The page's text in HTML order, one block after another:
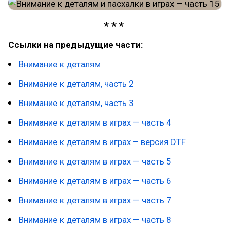
Ссылки на предыдущие части:
Внимание к деталям
Внимание к деталям, часть 2
Внимание к деталям, часть 3
Внимание к деталям в играх — часть 4
Внимание к деталям в играх – версия DTF
Внимание к деталям в играх — часть 5
Внимание к деталям в играх — часть 6
Внимание к деталям в играх — часть 7
Внимание к деталям в играх — часть 8